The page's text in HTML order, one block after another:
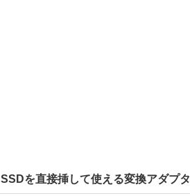
SSDを直接挿して使える変換アダプタ